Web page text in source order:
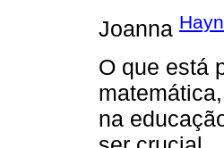
Joanna
O que está
na